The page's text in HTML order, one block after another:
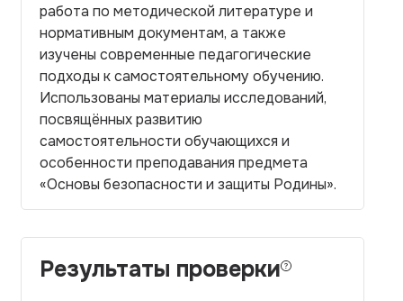
работа по методической литературе и
нормативным документам, а также
изучены современные педагогические
подходы к самостоятельному обучению.
Использованы материалы исследований,
посвящённых развитию
самостоятельности обучающихся и
особенности преподавания предмета
«Основы безопасности и защиты Родины».
Результаты проверки